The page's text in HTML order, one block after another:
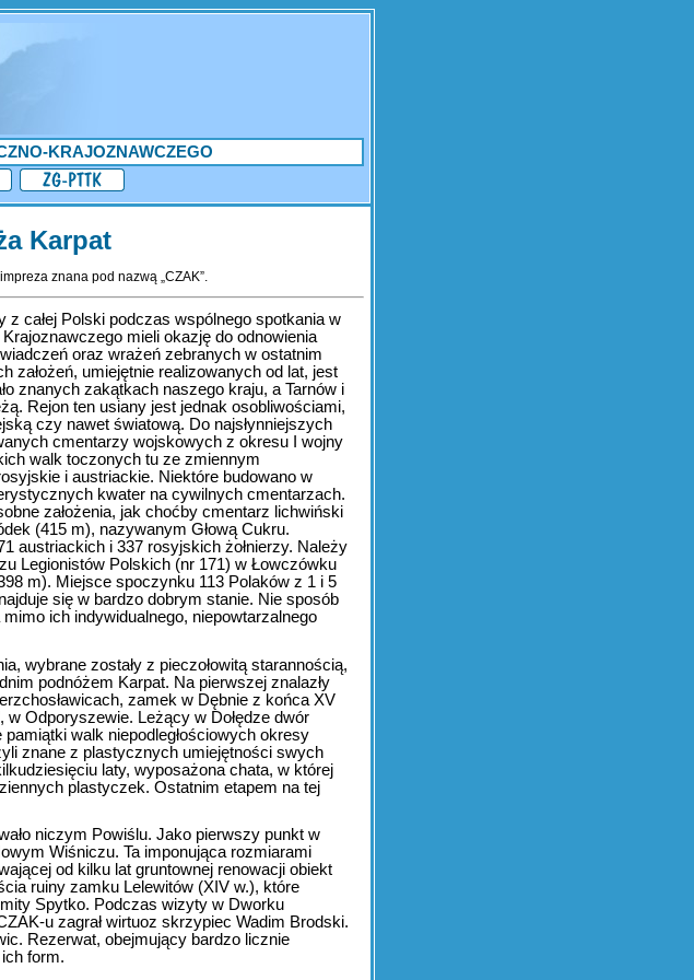
KRAJOZNAWCZEGO
Karpat
znana pod nazwą „CZAK”.
z całej Polski podczas wspólnego spotkania w
mieli okazję do odnowienia
oraz wrażeń zebranych w ostatnim
założeń, umiejętnie realizowanych od lat, jest
znanych zakątkach naszego kraju, a Tarnów i
Rejon ten usiany jest jednak osobliwościami,
czy nawet światową. Do najsłynniejszych
cmentarzy wojskowych z okresu I wojny
walk toczonych tu ze zmiennym
i austriackie. Niektóre budowano w
kwater na cywilnych cmentarzach.
założenia, jak choćby cmentarz lichwiński
(415 m), nazywanym Głową Cukru.
austriackich i 337 rosyjskich żołnierzy. Należy
Legionistów Polskich (nr 171) w Łowczówku
m). Miejsce spoczynku 113 Polaków z 1 i 5
się w bardzo dobrym stanie. Nie sposób
ich indywidualnego, niepowtarzalnego
wybrane zostały z pieczołowitą starannością,
podnóżem Karpat. Na pierwszej znalazły
zamek w Dębnie z końca XV
w Odporyszewie. Leżący w Dołędze dwór
walk niepodległościowych okresy
znane z plastycznych umiejętności swych
laty, wyposażona chata, w której
plastyczek. Ostatnim etapem na tej
niczym Powiślu. Jako pierwszy punkt w
Wiśniczu. Ta imponująca rozmiarami
od kilku lat gruntownej renowacji obiekt
ruiny zamku Lelewitów (XIV w.), które
Spytko. Podczas wizyty w Dworku
u zagrał wirtuoz skrzypiec Wadim Brodski.
Rezerwat, obejmujący bardzo licznie
form.